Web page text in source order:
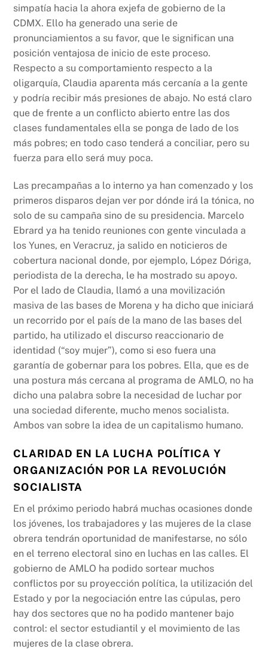
simpatía hacia la ahora exjefa de gobierno de la
CDMX. Ello ha generado una serie de
pronunciamientos a su favor, que le significan una
posición ventajosa de inicio de este proceso.
Respecto a su comportamiento respecto a la
oligarquía, Claudia aparenta más cercanía a la gente
y podría recibir más presiones de abajo. No está claro
que de frente a un conflicto abierto entre las dos
clases fundamentales ella se ponga de lado de los
más pobres; en todo caso tenderá a conciliar, pero su
fuerza para ello será muy poca.
Las precampañas a lo interno ya han comenzado y los
primeros disparos dejan ver por dónde irá la tónica, no
solo de su campaña sino de su presidencia. Marcelo
Ebrard ya ha tenido reuniones con gente vinculada a
los Yunes, en Veracruz, ja salido en noticieros de
cobertura nacional donde, por ejemplo, López Dóriga,
periodista de la derecha, le ha mostrado su apoyo.
Por el lado de Claudia, llamó a una movilización
masiva de las bases de Morena y ha dicho que iniciará
un recorrido por el país de la mano de las bases del
partido, ha utilizado el discurso reaccionario de
identidad (“soy mujer”), como si eso fuera una
garantía de gobernar para los pobres. Ella, que es de
una postura más cercana al programa de AMLO, no ha
dicho una palabra sobre la necesidad de luchar por
una sociedad diferente, mucho menos socialista.
Ambos van sobre la idea de un capitalismo humano.
CLARIDAD EN LA LUCHA POLÍTICA Y
ORGANIZACIÓN POR LA REVOLUCIÓN
SOCIALISTA
En el próximo periodo habrá muchas ocasiones donde
los jóvenes, los trabajadores y las mujeres de la clase
obrera tendrán oportunidad de manifestarse, no sólo
en el terreno electoral sino en luchas en las calles. El
gobierno de AMLO ha podido sortear muchos
conflictos por su proyección política, la utilización del
Estado y por la negociación entre las cúpulas, pero
hay dos sectores que no ha podido mantener bajo
control: el sector estudiantil y el movimiento de las
mujeres de la clase obrera.